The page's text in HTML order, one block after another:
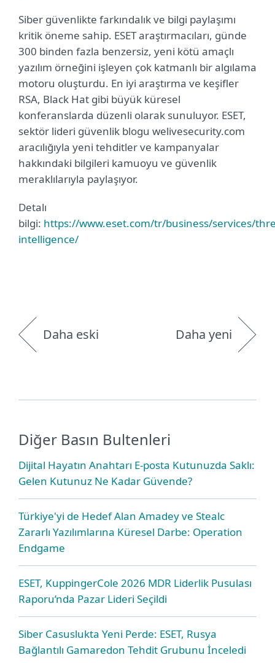
Siber güvenlikte farkındalık ve bilgi paylaşımı
kritik öneme sahip. ESET araştırmacıları, günde
300 binden fazla benzersiz, yeni kötü amaçlı
yazılım örneğini işleyen çok katmanlı bir algılama
motoru oluşturdu. En iyi araştırma ve keşifler
RSA, Black Hat gibi büyük küresel
konferanslarda düzenli olarak sunuluyor. ESET,
sektör lideri güvenlik blogu welivesecurity.com
aracılığıyla yeni tehditler ve kampanyalar
hakkındaki bilgileri kamuoyu ve güvenlik
meraklılarıyla paylaşıyor.
Detalı
bilgi: https://www.eset.com/tr/business/services/
intelligence/
Daha eski Daha yeni
Diğer Basın Bultenleri
Dijital Hayatın Anahtarı E-posta Kutunuzda Saklı:
Gelen Kutunuz Ne Kadar Güvende?
Türkiye'yi de Hedef Alan Amadey ve Stealc
Zararlı Yazılımlarına Küresel Darbe: Operation
Endgame
ESET, KuppingerCole 2026 MDR Liderlik Pusulası
Raporu’nda Pazar Lideri Seçildi
Siber Casuslukta Yeni Perde: ESET, Rusya
Bağlantılı Gamaredon Tehdit Grubunu İnceledi